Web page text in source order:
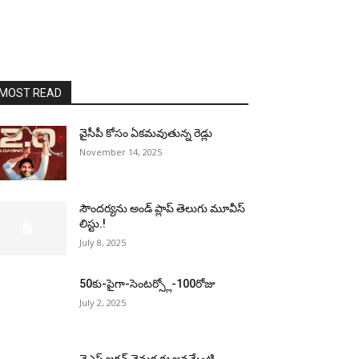
READ
వైసీపీ కోసం ఏక‌మ‌వుతున్న రెడ్లు
November 14, 2025
సౌందర్యను అండ్‌ ప్లాప్‌ తెలుగు మూవీస్‌
లిస్టు.!
July 8, 2025
50కు-పైగా-సెంటర్స్లో-100రోజు
July 2, 2025